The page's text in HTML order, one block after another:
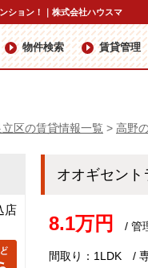
ション！｜株式会社ハウスマ
物件検索 賃貸管理
立区の賃貸情報一覧 > 高野
オオギセン
8.1万円 / 管
間取り：1LDK /
店